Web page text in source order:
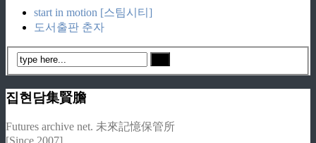
start in motion [스팀시티]
도서출판 춘자
집현담集賢膽
Futures archive net. 未來記憶保管所